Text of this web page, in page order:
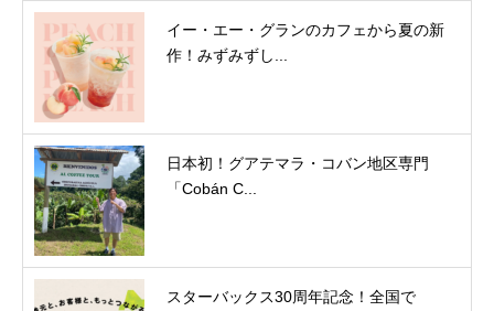
イー・エー・グランのカフェから夏の新
作！みずみずし...
日本初！グアテマラ・コバン地区専門
「Cobán C...
スターバックス30周年記念！全国で